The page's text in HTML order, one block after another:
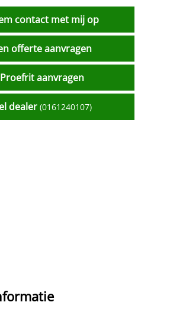
contact met mij op
offerte aanvragen
Proefrit aanvragen
dealer (0161240107)